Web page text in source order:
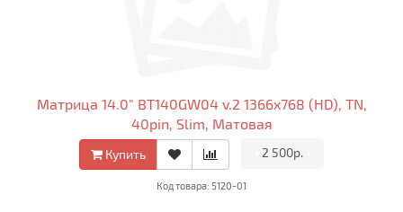
Матрица 14.0" BT140GW04 v.2 1366x768 (HD), TN,
40pin, Slim, Матовая
Купить 2 500р.
Код товара: 5120-01